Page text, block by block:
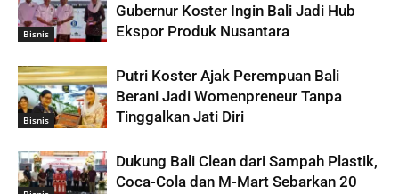
Bisnis
Gubernur Koster Ingin Bali Jadi Hub
Ekspor Produk Nusantara
Bisnis
Putri Koster Ajak Perempuan Bali
Berani Jadi Womenpreneur Tanpa
Tinggalkan Jati Diri
Dukung Bali Clean dari Sampah Plastik,
Coca-Cola dan M-Mart Sebarkan 20